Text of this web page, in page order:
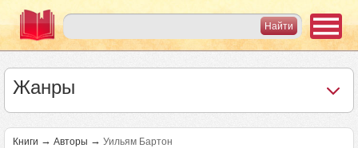
Жанры
Книги → Авторы → Уильям Бартон